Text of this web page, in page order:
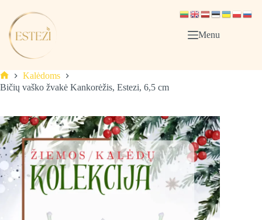
content
Menu
Pagrindinis
Kalėdoms
Bičių vaško žvakė Kankorėžis, Estezi, 6,5 cm